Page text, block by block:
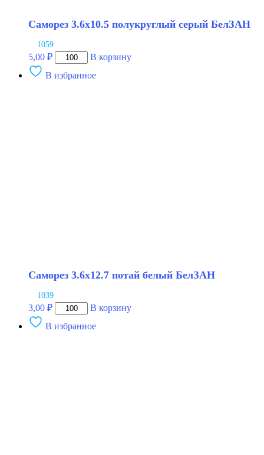
Саморез 3.6х10.5 полукруглый серый БелЗАН
1059
5,00 ₽
Количество
товара
Саморез
В корзину
В избранное
Саморез 3.6х12.7 потай белый БелЗАН
1039
3,00 ₽
Количество
товара
Саморез
В корзину
В избранное